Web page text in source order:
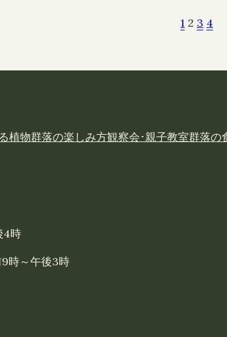
1 2 3 4
植物群落の楽しみ方観察会･親子教室群落の
4時
時～午後3時